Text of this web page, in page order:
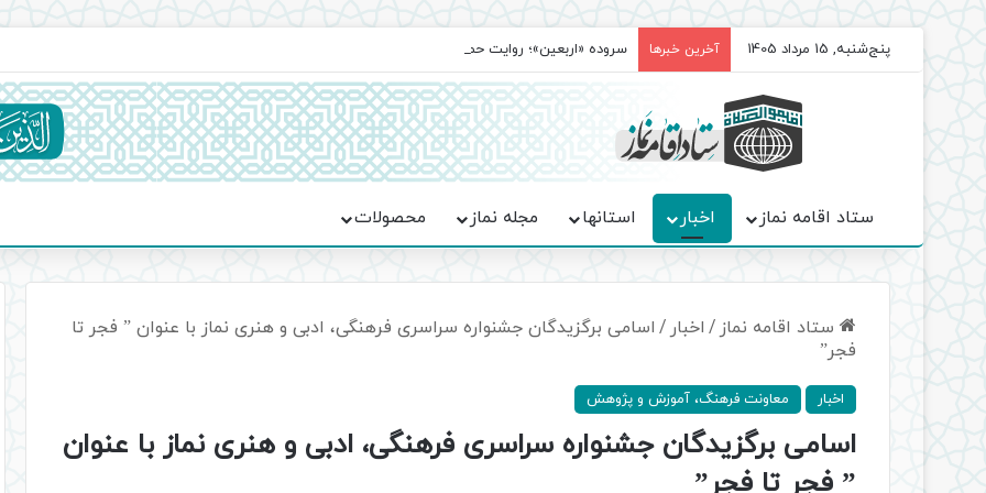
پنج‌شنبه, 15 مرداد 1405 آخرین خبرها سروده‌ «اربعین»؛ روایت حماسه، استقامت و تمدن‌سازی امت اسلامی
ستاد اقامه نماز اخبار استانها مجله نماز محصولات
ستاد اقامه نماز / اخبار / اسامی برگزیدگان جشنواره سراسری فرهنگی، ادبی و هنری نماز با عنوان ” فجر تا
فجر”
اخبار معاونت فرهنگ، آموزش و پژوهش
اسامی برگزیدگان جشنواره سراسری فرهنگی، ادبی و هنری نماز با عنوان
” فجر تا فجر”